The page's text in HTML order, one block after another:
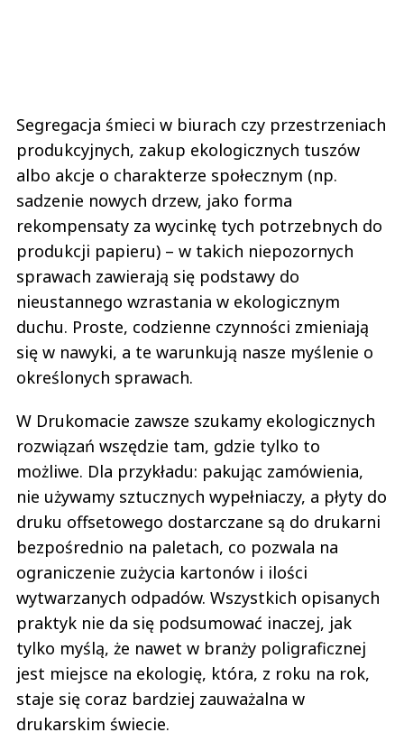
Segregacja śmieci w biurach czy przestrzeniach
produkcyjnych, zakup ekologicznych tuszów
albo akcje o charakterze społecznym (np.
sadzenie nowych drzew, jako forma
rekompensaty za wycinkę tych potrzebnych do
produkcji papieru) – w takich niepozornych
sprawach zawierają się podstawy do
nieustannego wzrastania w ekologicznym
duchu. Proste, codzienne czynności zmieniają
się w nawyki, a te warunkują nasze myślenie o
określonych sprawach.
W Drukomacie zawsze szukamy ekologicznych
rozwiązań wszędzie tam, gdzie tylko to
możliwe. Dla przykładu: pakując zamówienia,
nie używamy sztucznych wypełniaczy, a płyty do
druku offsetowego dostarczane są do drukarni
bezpośrednio na paletach, co pozwala na
ograniczenie zużycia kartonów i ilości
wytwarzanych odpadów. Wszystkich opisanych
praktyk nie da się podsumować inaczej, jak
tylko myślą, że nawet w branży poligraficznej
jest miejsce na ekologię, która, z roku na rok,
staje się coraz bardziej zauważalna w
drukarskim świecie.